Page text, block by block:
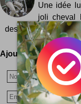
Une idée
joli cheval
designer Coréenne
Ajoutez votre avis !